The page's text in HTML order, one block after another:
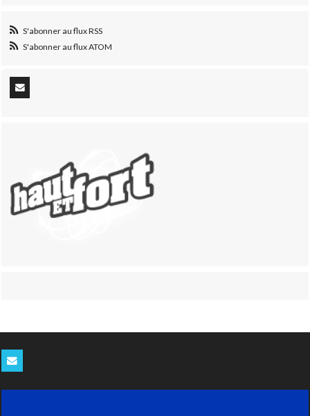
S'abonner au flux RSS
S'abonner au flux ATOM